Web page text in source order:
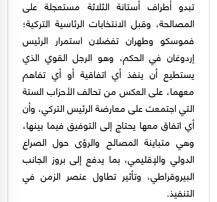
تبدو أطراف أستانة الثلاثة مستعجلة على
المصالحة، وقبل الانتخابات الرئاسية التركية؛
فموسكو وطهران تفضلان استمرار الرئيس
إردوغان في الحكم، وهو الرجل القوي الذي
يستطيع أن ينفذ أي اتفاقية أو أي تفاهم
معهما، على العكس من تحالف الأحزاب الستة
التي اجتمعت على معارضة الرئيس التركي، وأن
أي اتفاق معها يحتاج إلى التوفيق فيما بينها،
وهي متباينة المصالح والرؤى حول الصراع
الدولي والإقليمي، بما يدفع إلى بروز الجانب
البيروقراطي، وتأثير تطاول عنصر الزمن في
التنفيذ.